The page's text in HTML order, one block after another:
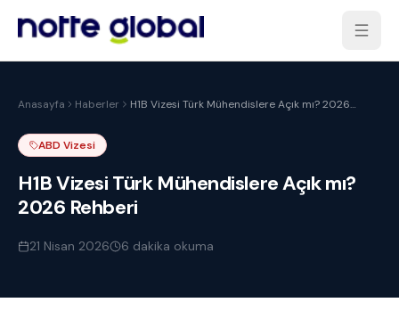
Anasayfa Haberler
H1B Vizesi Türk Mühendislere Açık mı? 2026
ABD Vizesi
H1B Vizesi Türk Mühendislere Açık mı?
2026 Rehberi
21 Nisan 2026 6 dakika okuma